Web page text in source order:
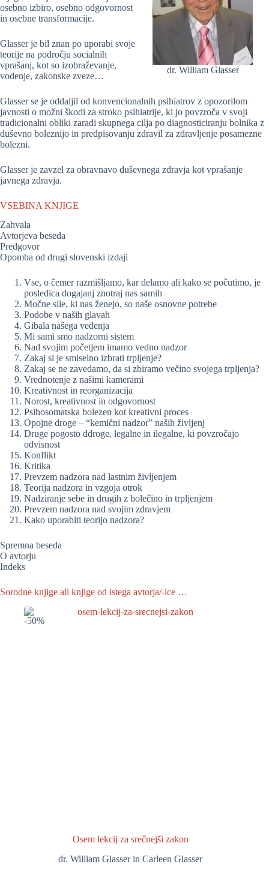
dr. William Glasser
osebno izbiro, osebno odgovornost
in osebne transformacije.
Glasser je bil znan po uporabi svoje
teorije na področju socialnih
vprašanj, kot so izobraževanje,
vodenje, zakonske zveze…
Glasser se je oddaljil od konvencionalnih psihiatrov z opozorilom
javnosti o možni škodi za stroko psihiatrije, ki jo povzroča v svoji
tradicionalni obliki zaradi skupnega cilja po diagnosticiranju bolnika z
duševno boleznijo in predpisovanju zdravil za zdravljenje posamezne
bolezni.
Glasser je zavzel za obravnavo duševnega zdravja kot vprašanje
javnega zdravja.
VSEBINA KNJIGE
Zahvala
Avtorjeva beseda
Predgovor
Opomba od drugi slovenski izdaji
Vse, o čemer razmišljamo, kar delamo ali kako se počutimo, je
posledica dogajanj znotraj nas samih
Močne sile, ki nas ženejo, so naše osnovne potrebe
Podobe v naših glavah
Gibala našega vedenja
Mi sami smo nadzorni sistem
Nad svojim početjem imamo vedno nadzor
Zakaj si je smiselno izbrati trpljenje?
Zakaj se ne zavedamo, da si zbiramo večino svojega trpljenja?
Vrednotenje z našimi kamerami
Kreativnost in reorganizacija
Norost, kreativnost in odgovornost
Psihosomatska bolezen kot kreativni proces
Opojne droge – “kemični nadzor” naših življenj
Druge pogosto ddroge, legalne in ilegalne, ki povzročajo
odvisnost
Konflikt
Kritika
Prevzem nadzora nad lastnim življenjem
Teorija nadzora in vzgoja otrok
Nadziranje sebe in drugih z bolečino in trpljenjem
Prevzem nadzora nad svojim zdravjem
Kako uporabiti teorijo nadzora?
Spremna beseda
O avtorju
Indeks
Sorodne knjige ali knjige od istega avtorja/-ice …
-50%
Osem lekcij za srečnejši zakon
dr. William Glasser in Carleen Glasser